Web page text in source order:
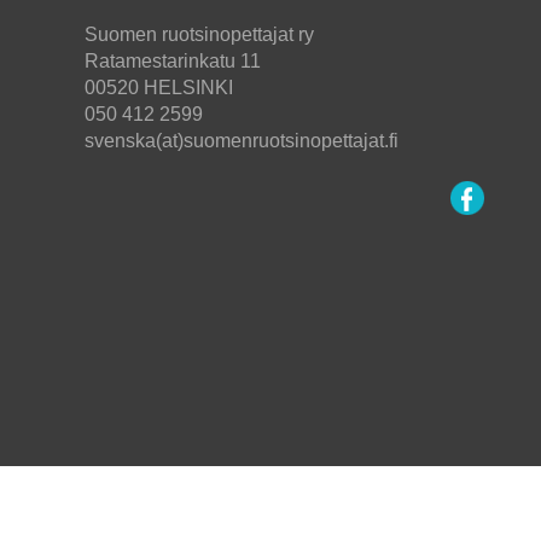
Suomen ruotsinopettajat ry
Ratamestarinkatu 11
00520 HELSINKI
050 412 2599
svenska(at)suomenruotsinopettajat.fi